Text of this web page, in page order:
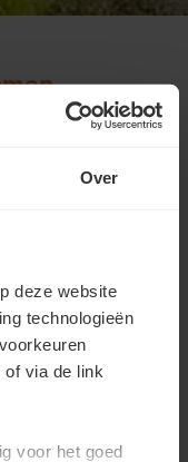
Over
deze website
technologieën
of via de link
voor het goed